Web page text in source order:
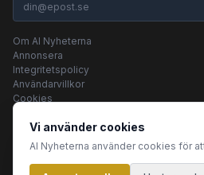
Om AI Nyheterna
Annonsera
Integritetspolicy
Användarvillkor
Cookies
© 2026 AI Nyheterna •Integritetspolicy
Vi använder cookies
AI Nyheterna använder cookies för